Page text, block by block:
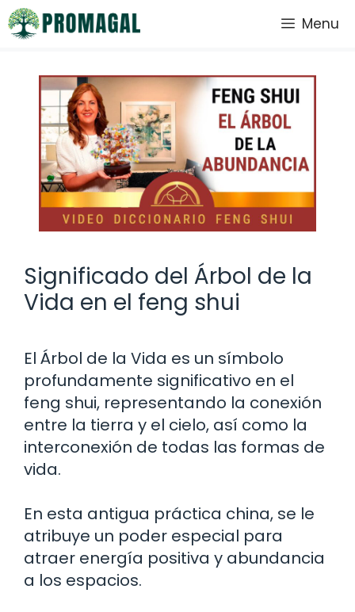
Saltar
al
Menu
Significado del Árbol de la
Vida en el feng shui
El Árbol de la Vida es un símbolo
profundamente significativo en el
feng shui, representando la conexión
entre la tierra y el cielo, así como la
interconexión de todas las formas de
vida.
En esta antigua práctica china, se le
atribuye un poder especial para
atraer energía positiva y abundancia
a los espacios.